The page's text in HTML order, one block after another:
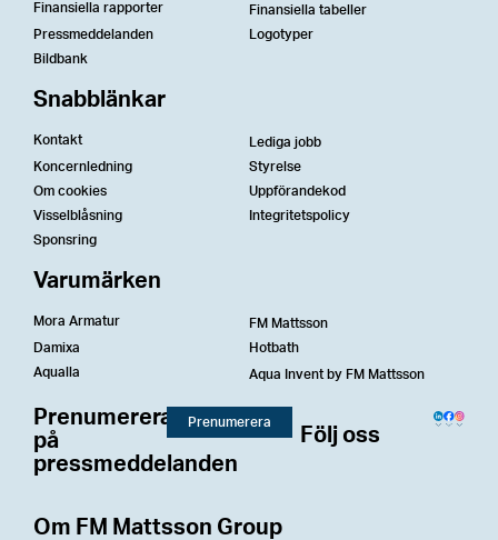
Om FM Mattsson Group
Finansiella rapporter
Finansiella tabeller
Pressmeddelanden
Logotyper
Bildbank
Snabblänkar
Kontakt
Lediga jobb
Koncernledning
Styrelse
Om cookies
Uppförandekod
Visselblåsning
Integritetspolicy
Sponsring
Varumärken
Mora Armatur
FM Mattsson
Damixa
Hotbath
Aqualla
Aqua Invent by FM Mattsson
Prenumerera
på
pressmeddelanden
Prenumerera
Följ oss